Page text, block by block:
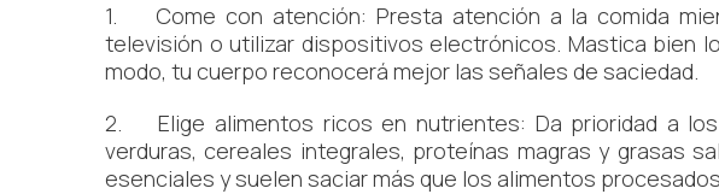
1. Come con atención: Presta atención a la comida
televisión o utilizar dispositivos electrónicos. Mastica bien
modo, tu cuerpo reconocerá mejor las señales de saciedad.
2. Elige alimentos ricos en nutrientes: Da prioridad a
verduras, cereales integrales, proteínas magras y grasas
esenciales y suelen saciar más que los alimentos